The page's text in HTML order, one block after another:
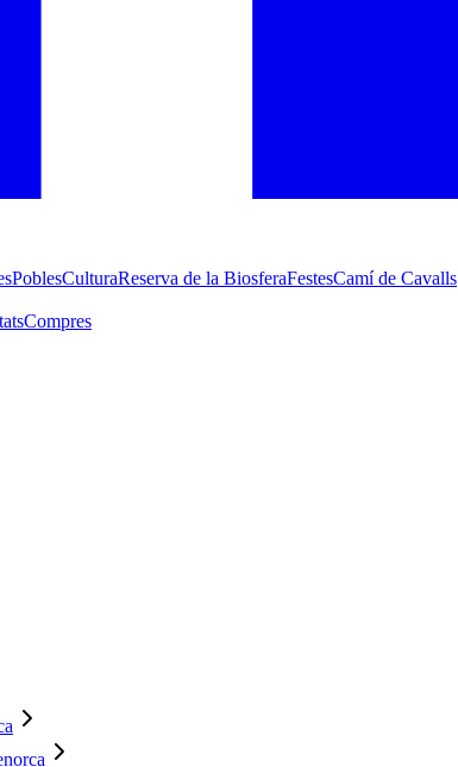
PoblesCulturaReserva de la BiosferaFestesCamí de Cavalls
Compres